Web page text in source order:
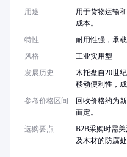
用途
用于货物运输
成本。
特性
耐用性强，承
风格
工业实用型
发展历史
木托盘自20世
移动便利性，
参考价格区间
回收价格约为
而定。
选购要点
B2B采购时需
及木材的防腐处